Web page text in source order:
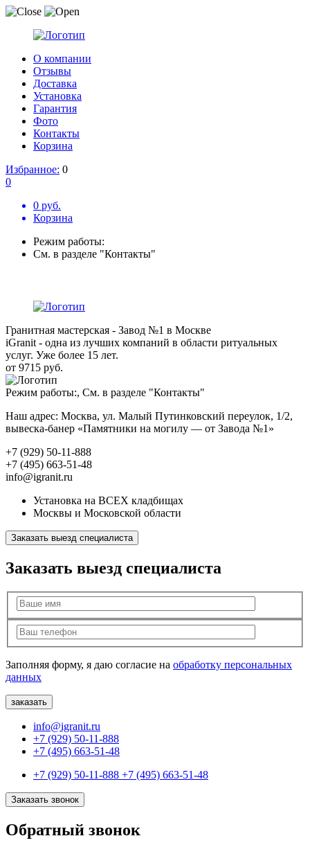
О компании
Отзывы
Доставка
Установка
Гарантия
Фото
Контакты
Корзина
Избранное: 0
0
0 руб.
Корзина
Режим работы:
См. в разделе "Контакты"
Гранитная мастерская - Завод №1 в Москве
iGranit - одна из лучших компаний в области ритуальных
услуг. Уже более 15 лет.
от 9715 руб.
Режим работы:, См. в разделе "Контакты"
Наш адрес: Москва, ул. Малый Путинковский переулок, 1/2,
вывеска-банер «Памятники на могилу — от Завода №1»
+7 (929) 50-11-888
+7 (495) 663-51-48
info@igranit.ru
Установка на ВСЕХ кладбищах
Москвы и Московской области
Заказать выезд специалиста
Заказать выезд специалиста
Заполняя форму, я даю согласие на обработку персональных
данных
info@igranit.ru
+7 (929) 50-11-888
+7 (495) 663-51-48
+7 (929) 50-11-888 +7 (495) 663-51-48
Заказать звонок
Обратный звонок